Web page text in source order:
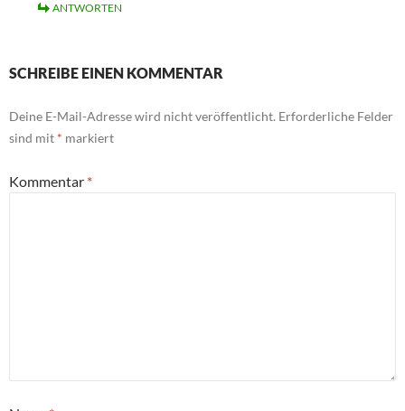
ANTWORTEN
SCHREIBE EINEN KOMMENTAR
Deine E-Mail-Adresse wird nicht veröffentlicht. Erforderliche Felder
sind mit * markiert
Kommentar *